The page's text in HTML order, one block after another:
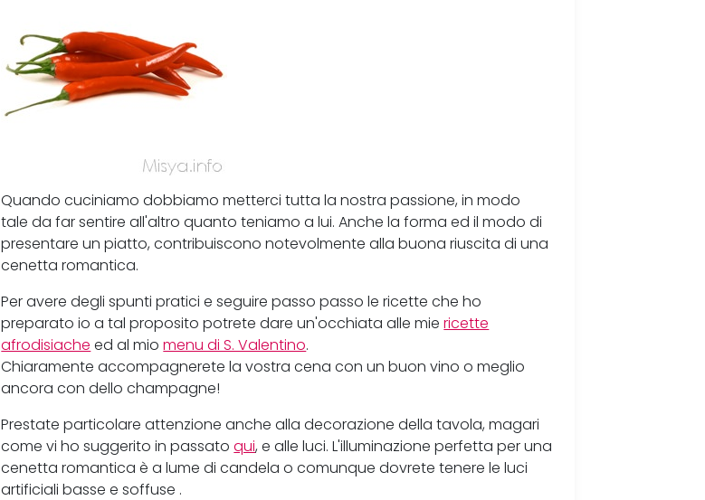
Quando cuciniamo dobbiamo metterci tutta la nostra passione, in modo
tale da far sentire all'altro quanto teniamo a lui. Anche la forma ed il modo di
presentare un piatto, contribuiscono notevolmente alla buona riuscita di una
cenetta romantica.
Per avere degli spunti pratici e seguire passo passo le ricette che ho
preparato io a tal proposito potrete dare un'occhiata alle miericette
afrodisiache ed al miomenu di S. Valentino.
Chiaramente accompagnerete la vostra cena con un buon vino o meglio
ancora con dello champagne!
Prestate particolare attenzione anche alla decorazione della tavola, magari
come vi ho suggerito in passatoqui, e alle luci. L'illuminazione perfetta per una
cenetta romantica è a lume di candela o comunque dovrete tenere le luci
artificiali basse e soffuse .